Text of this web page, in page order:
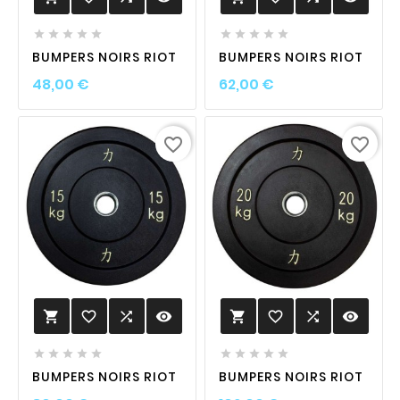
    
BUMPERS NOIRS RIOT
48,00 €Prix
    
BUMPERS NOIRS RIOT
62,00 €Prix
 favorite_border  visibility
    
BUMPERS NOIRS RIOT
favorite_border
 favorite_border  visibility
    
BUMPERS NOIRS RIOT
favorite_border